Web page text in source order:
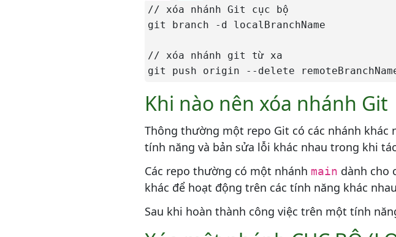
// xóa nhánh Git cục bộ
git branch -d localBranchName
// xóa nhánh git từ xa
git push origin --delete
Khi nào nên xóa nhánh Git
Thông thường một repo Git có các nhánh khác
tính năng và bản sửa lỗi khác nhau trong khi
Các repo thường có một nhánh main dành cho
khác để hoạt động trên các tính năng khác
Sau khi hoàn thành công việc trên một tính